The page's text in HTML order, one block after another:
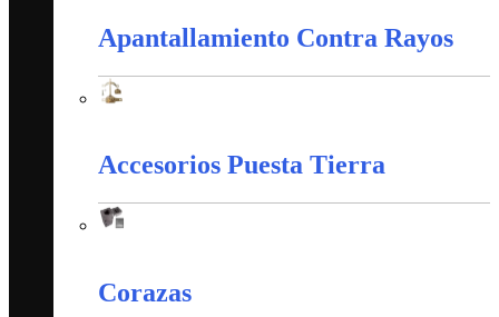
Apantallamiento Contra Rayos
Accesorios Puesta Tierra
Corazas